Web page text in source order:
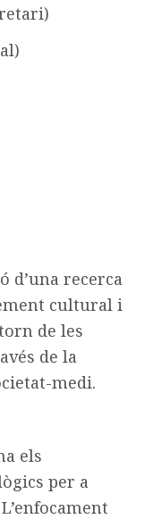
d’una recerca
cultural i
de les
de la
medi.
els
per a